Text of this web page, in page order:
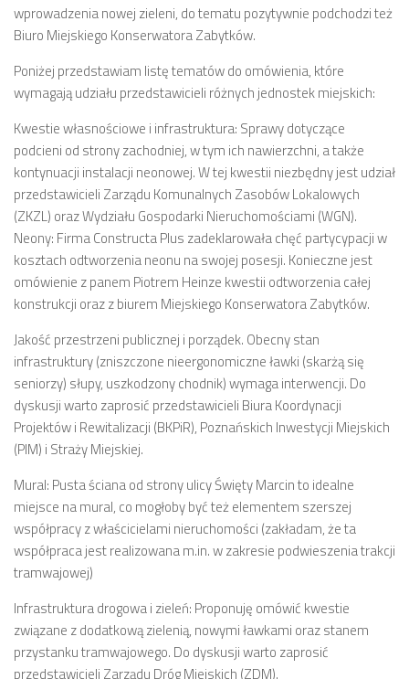
Sesje
Biuletyn
numer 6(16)/2022
numer 4-5(14-15)/2021
numer 2-3(12-13)/2020
numer 1(11)/2020
numer 2-3(10)/2019
numer 1-2(9)/2019
numer 1(8)/2018
numer 2(7)/2017
numer 1(6)/2017
numer 3(5)/2016
numer 2(4)/2016
numer 1(3)/2016
numer 2/2015
Dokumenty
Statut osiedla
Archiwum sesji (protokoły)
Uchwały Zarządu Osiedla
Budżet
wprowadzenia nowej zieleni, do tematu pozytywnie podchodzi też
Biuro Miejskiego Konserwatora Zabytków.
Poniżej przedstawiam listę tematów do omówienia, które
wymagają udziału przedstawicieli różnych jednostek miejskich:
Kwestie własnościowe i infrastruktura: Sprawy dotyczące
podcieni od strony zachodniej, w tym ich nawierzchni, a także
kontynuacji instalacji neonowej. W tej kwestii niezbędny jest udział
przedstawicieli Zarządu Komunalnych Zasobów Lokalowych
(ZKZL) oraz Wydziału Gospodarki Nieruchomościami (WGN).
Neony: Firma Constructa Plus zadeklarowała chęć partycypacji w
kosztach odtworzenia neonu na swojej posesji. Konieczne jest
omówienie z panem Piotrem Heinze kwestii odtworzenia całej
konstrukcji oraz z biurem Miejskiego Konserwatora Zabytków.
Jakość przestrzeni publicznej i porządek. Obecny stan
infrastruktury (zniszczone nieergonomiczne ławki (skarżą się
seniorzy) słupy, uszkodzony chodnik) wymaga interwencji. Do
dyskusji warto zaprosić przedstawicieli Biura Koordynacji
Projektów i Rewitalizacji (BKPiR), Poznańskich Inwestycji Miejskich
(PIM) i Straży Miejskiej.
Mural: Pusta ściana od strony ulicy Święty Marcin to idealne
miejsce na mural, co mogłoby być też elementem szerszej
współpracy z właścicielami nieruchomości (zakładam, że ta
współpraca jest realizowana m.in. w zakresie podwieszenia trakcji
tramwajowej)
Infrastruktura drogowa i zieleń: Proponuję omówić kwestie
związane z dodatkową zielenią, nowymi ławkami oraz stanem
przystanku tramwajowego. Do dyskusji warto zaprosić
przedstawicieli Zarządu Dróg Miejskich (ZDM).